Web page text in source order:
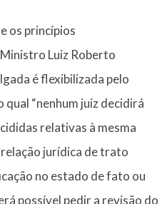
os princípios
Luiz Roberto
é flexibilizada pelo
qual “nenhum juiz decidirá
relativas à mesma
jurídica de trato
no estado de fato ou
possível pedir a revisão do